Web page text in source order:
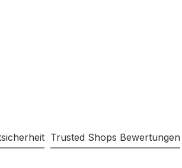
Trusted Shops Bewertungen